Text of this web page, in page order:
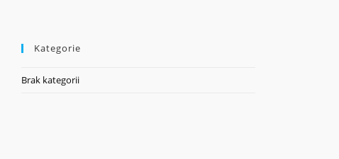
Kategorie
Brak kategorii